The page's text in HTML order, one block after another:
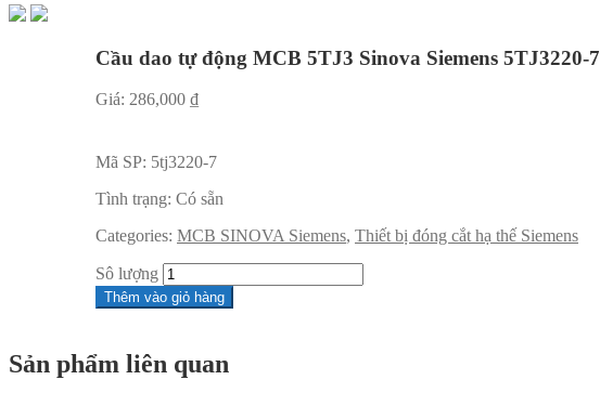
Cầu dao tự động MCB 5TJ3 Sinova Siemens 5TJ3220-7
Giá: 286,000 ₫
Mã SP: 5tj3220-7
Tình trạng: Có sẵn
Categories: MCB SINOVA Siemens, Thiết bị đóng cắt hạ thế Siemens
Sô lượng
Thêm vào giỏ hàng
Sản phẩm liên quan